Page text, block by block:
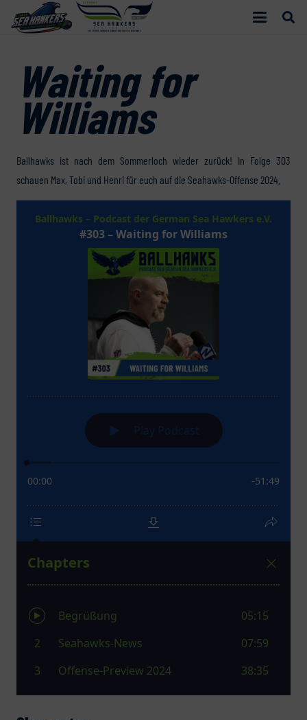
Waiting for
Williams
Ballhawks ist nach dem Sommerloch wieder zurück! In Folge 303
schauen Max, Tobi und Henri für euch auf die Seahawks-Offense 2024.